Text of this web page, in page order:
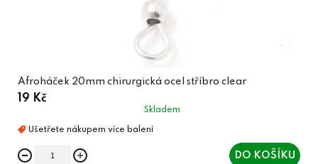
Afroháček 20mm chirurgická ocel stříbro clear
19 Kč
Skladem
DO KOŠÍKU